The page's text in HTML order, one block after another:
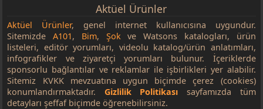
Aktüel Ürünler
Aktüel Ürünler, genel internet kullanıcısına uygundur.
SitemizdeA101, Bim, Şok ve Watsons katalogları, ürün
listeleri, editör yorumları, videolu katalog/ürün anlatımları,
infografikler ve ziyaretçi yorumları bulunur. İçeriklerde
sponsorlu bağlantılar ve reklamlar ile işbirlikleri yer alabilir.
Sitemiz KVKK mevzuatına uygun biçimde çerez (cookies)
konumlandırmaktadır. Gizlilik Politikası sayfamızda tüm
detayları şeffaf biçimde öğrenebilirsiniz.